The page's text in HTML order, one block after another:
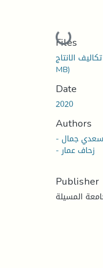
Loading...
Files
MB)
Date
2020
Authors
سعدي جمال
- زحاف عمار
Publisher
المسيلة